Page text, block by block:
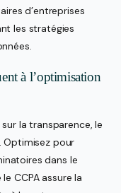
d’entreprises
les stratégies
à l’optimisation
la transparence, le
Optimisez pour
dans le
CCPA assure la